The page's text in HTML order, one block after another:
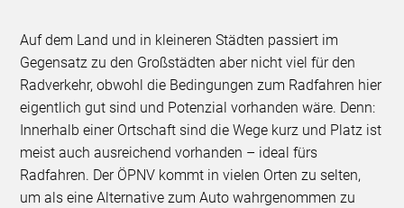
Auf dem Land und in kleineren Städten passiert im
Gegensatz zu den Großstädten aber nicht viel für den
Radverkehr, obwohl die Bedingungen zum Radfahren hier
eigentlich gut sind und Potenzial vorhanden wäre. Denn:
Innerhalb einer Ortschaft sind die Wege kurz und Platz ist
meist auch ausreichend vorhanden – ideal fürs
Radfahren. Der ÖPNV kommt in vielen Orten zu selten,
um als eine Alternative zum Auto wahrgenommen zu